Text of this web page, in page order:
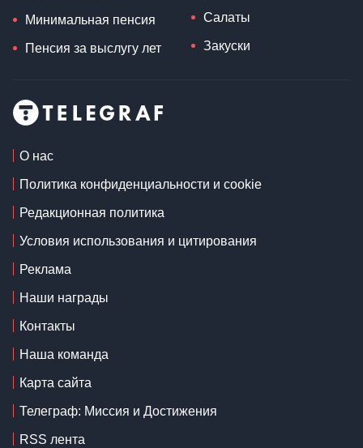
Минимальная пенсия
Пенсия за выслугу лет
Салаты
Закуски
О нас
Политика конфиденциальности и cookie
Редакционная политика
Условия использования и цитирования
Реклама
Наши награды
Контакты
Наша команда
Карта сайта
Телеграф: Миссия и Достижения
RSS лента